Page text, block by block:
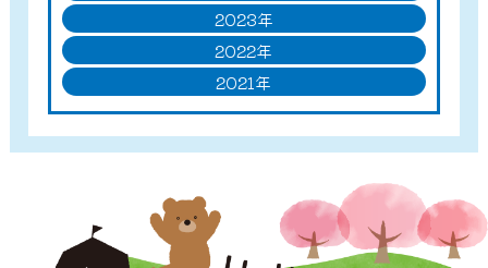
2023年
2022年
2021年